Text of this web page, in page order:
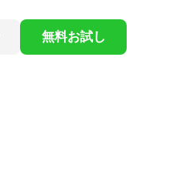
無料お試し